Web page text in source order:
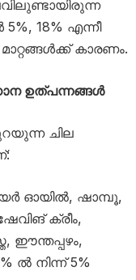
18% എന്നീ
കാരണം.
ഉത്പന്നങ്ങൾ
ചില
ഓയിൽ, ഷാമ്പൂ,
ക്രീം,
ഈന്തപ്പഴം,
ൽ നിന്ന് 5%